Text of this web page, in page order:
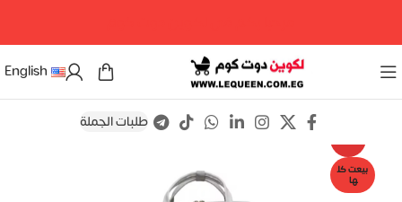
English
طلبات الجملة
بيعت كل
ها